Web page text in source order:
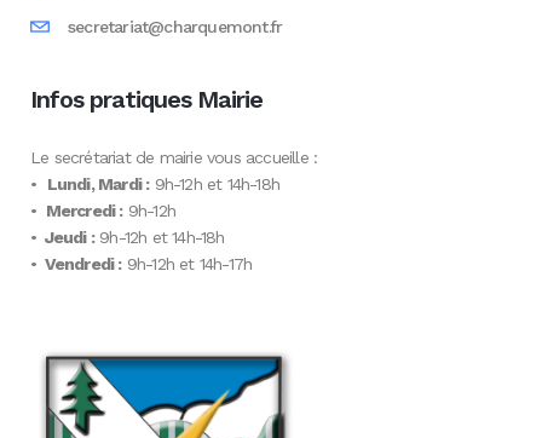
secretariat@charquemont.fr
Infos pratiques Mairie
Le secrétariat de mairie vous accueille :
• Lundi, Mardi :9h-12h et 14h-18h
• Mercredi :9h-12h
• Jeudi :9h-12h et 14h-18h
• Vendredi :9h-12h et 14h-17h